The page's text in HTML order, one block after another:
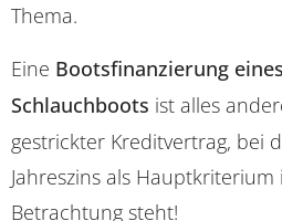
Thema.
Eine Bootsfinanzierung
Schlauchboots ist alles
gestrickter Kreditvertrag, bei
Jahreszins als
Betrachtung steht!